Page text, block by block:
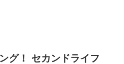
グ！ セカンドライフ